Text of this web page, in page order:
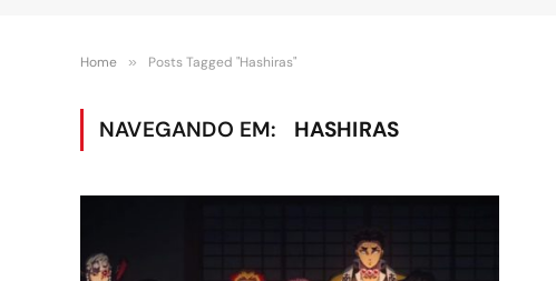
Home » Posts Tagged "Hashiras"
NAVEGANDO EM: HASHIRAS